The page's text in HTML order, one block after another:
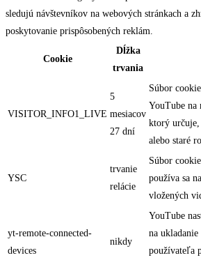
sledujú návštevníkov na webových stránkach a
poskytovanie prispôsobených reklám.
Cookie
Dĺžka
trvania
VISITOR_INFO1_LIVE
5
mesiacov
27 dní
Súbor
YouTube na
ktorý
alebo staré
YSC
trvanie
relácie
Súbor
používa sa
vložených
yt-remote-connected-
devices
nikdy
YouTube
na
používateľa